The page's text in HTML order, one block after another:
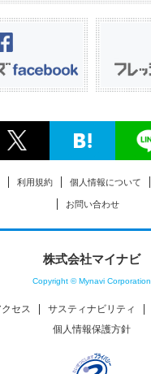
利用規約 個人情報について
お問い合わせ
株式会社マイナビ
Copyright © Mynavi Corporation
クセス サスティナビリティ
個人情報保護方針